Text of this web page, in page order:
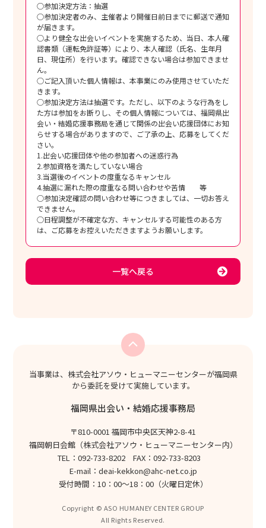
○参加決定方法：抽選
○参加決定者のみ、主催者より開催日前日までに郵送で通知
が届きます。
○より健全な出会いイベントを実施するため、当日、本人確
認書類（運転免許証等）により、本人確認（氏名、生年月
日、現住所）を行います。確認できない場合は参加できませ
ん。
○ご記入頂いた個人情報は、本事業にのみ使用させていただ
きます。
○参加決定方法は抽選です。ただし、以下のような行為をし
た方は参加をお断りし、その個人情報については、福岡県出
会い・結婚応援事務局を通じて関係の出会い応援団体にお知
らせする場合がありますので、ご了承の上、応募をしてくだ
さい。
1.出会い応援団体や他の参加者への迷惑行為
2.参加資格を満たしていない場合
3.当選後のイベントの度重なるキャンセル
4.抽選に漏れた際の度重なる問い合わせや苦情 等
○参加決定確認の問い合わせ等につきましては、一切お答え
できません。
○日程調整が不確定な方、キャンセルする可能性のある方
は、ご応募をお控えいただきますようお願いします。
一覧へ戻る
当事業は、株式会社アソウ・ヒューマニーセンターが福岡県
から委託を受けて実施しています。
福岡県出会い・結婚応援事務局
〒810-0001 福岡市中央区天神2-8-41
福岡朝日会館（株式会社アソウ・ヒューマニーセンター内）
TEL：092-733-8202 FAX：092-733-8203
E-mail： deai-kekkon@ahc-net.co.jp
受付時間：10：00～18：00（火曜日定休）
Copyright © ASO HUMANEY CENTER GROUP
All Rights Reserved.